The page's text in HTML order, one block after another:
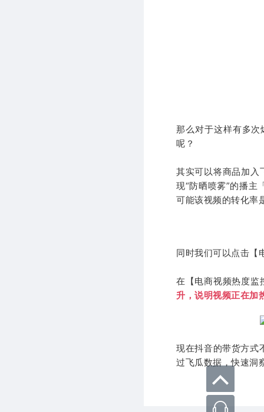
那么对于这样有多
呢？
其实可以将商品加入
现“防晒喷雾”的播主
可能该视频的转化率
同时我们可以点击【
在【电商视频热度监
升，说明视频正在加
现在抖音的带货方式
过飞瓜数据，快速洞